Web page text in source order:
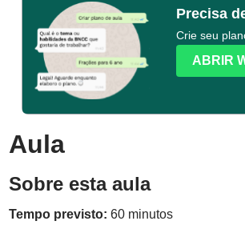
Precisa
Crie seu
ABRIR
Aula
Sobre esta aula
Tempo previsto: 60 minutos